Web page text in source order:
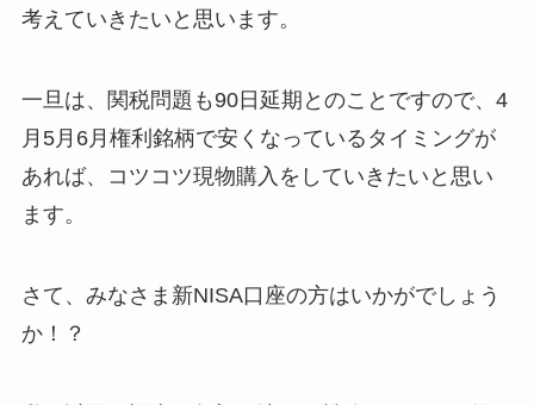
考えていきたいと思います。
一旦は、関税問題も90日延期とのことですので、4
月5月6月権利銘柄で安くなっているタイミングが
あれば、コツコツ現物購入をしていきたいと思い
ます。
さて、みなさま新NISA口座の方はいかがでしょう
か！？